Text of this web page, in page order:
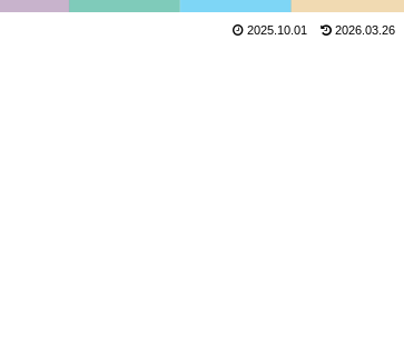
2025.10.01 2026.03.26